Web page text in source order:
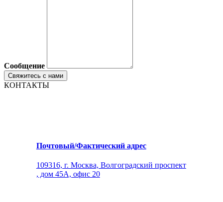
Сообщение
КОНТАКТЫ
Почтовый/Фактический адрес
109316, г. Москва, Волгоградский проспект
, дом 45А, офис 20